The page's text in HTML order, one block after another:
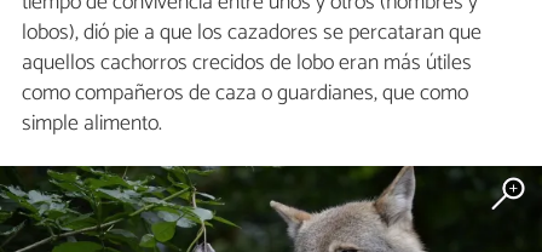
lobos), dió pie a que los cazadores se percataran que
aquellos cachorros crecidos de lobo eran más útiles
como compañeros de caza o guardianes, que como
simple alimento.